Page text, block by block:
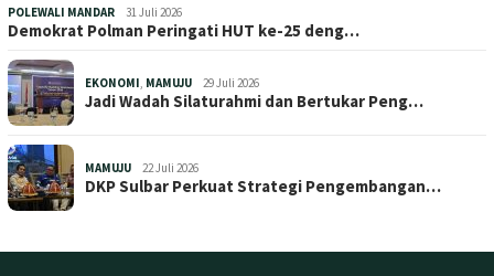
POLEWALI MANDAR 31 Juli 2026
Demokrat Polman Peringati HUT ke-25 deng…
EKONOMI, MAMUJU 29 Juli 2026
Jadi Wadah Silaturahmi dan Bertukar Peng…
MAMUJU 22 Juli 2026
DKP Sulbar Perkuat Strategi Pengembangan…